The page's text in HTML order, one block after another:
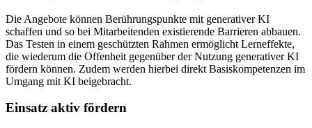
Die Angebote können Berührungspunkte mit generativer KI
schaffen und so bei Mitarbeitenden existierende Barrieren abbauen.
Das Testen in einem geschützten Rahmen ermöglicht Lerneffekte,
die wiederum die Offenheit gegenüber der Nutzung generativer KI
fördern können. Zudem werden hierbei direkt Basiskompetenzen im
Umgang mit KI beigebracht.
Einsatz aktiv fördern